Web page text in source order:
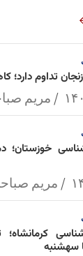
l
تداوم دارد؛
مریم
مریم
سهشنبه